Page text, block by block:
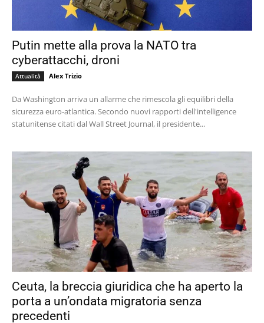
Putin mette alla prova la NATO tra
cyberattacchi, droni
Attualità Alex Trizio
Da Washington arriva un allarme che rimescola gli equilibri della
sicurezza euro-atlantica. Secondo nuovi rapporti dell'intelligence
statunitense citati dal Wall Street Journal, il presidente...
Ceuta, la breccia giuridica che ha aperto la
porta a un’ondata migratoria senza
precedenti